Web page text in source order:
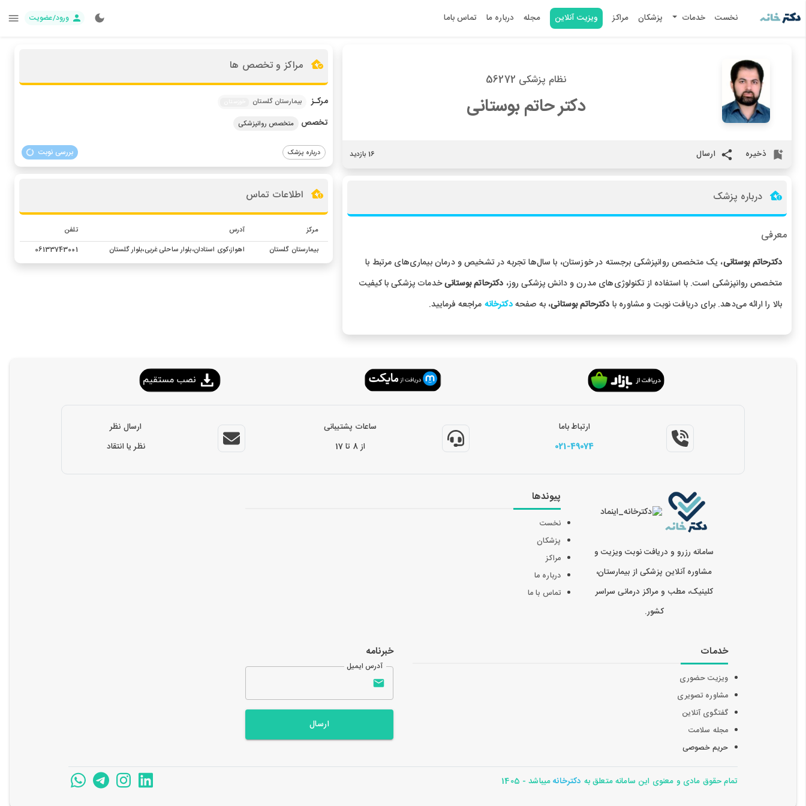
نخست خدمات پزشکان مراکز ویزیت آنلاین مجله درباره ما تماس باما ورود/عضویت
نظام پزشکی 56272
دکتر حاتم بوستانی
ذخیره ارسال 16 بازدید
درباره پزشک
معرفی
دکترحاتم بوستانی، یک متخصص روانپزشکی برجسته در خوزستان، با سال‌ها تجربه در تشخیص و درمان بیماری‌های مرتبط با
متخصص روانپزشکی است. با استفاده از تکنولوژی‌های مدرن و دانش پزشکی روز، دکترحاتم بوستانیخدمات پزشکی با کیفیت
بالا را ارائه می‌دهد. برای دریافت نوبت و مشاوره با دکترحاتم بوستانی، به صفحهدکترخانه مراجعه فرمایید.
مراکز و تخصص ها
مرکـز بیمارستان گلستان
تخصص متخصص روانپزشکی
درباره پزشک بررسی نوبت
اطلاعات تماس
مرکز آدرس
تلفن
بیمارستان گلستان
اهواز،کوی استادان،بلوار ساحلی غربی،بلوار گلستان 06133743001
ارتباط باما
021-49074
ساعات پشتیبانی
از 8 تا 17
ارسال نظر
نظر یا انتقاد
سامانه رزرو و دریافت نوبت ویزیت و
مشاوره آنلاین پزشکی از بیمارستان،
کلینیک، مطب و مراکز درمانی سراسر
کشور.
پیوندها
نخست
پزشکان
مراکز
درباره ما
تماس با ما
خدمات
ویزیت حضوری
مشاوره تصویری
گفتگوی آنلاین
مجله سلامت
حریم خصوصی
خبرنامه
آدرس ایمیل
ارسال
تمام حقوق مادی و معنوی این سامانه متعلق به دکترخانهمیباشد - 1405